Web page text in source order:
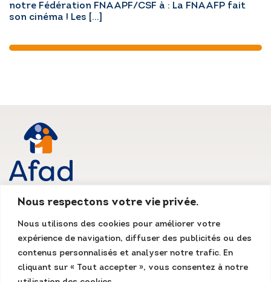
Nous respectons votre vie privée.
Nous utilisons des cookies pour améliorer votre
expérience de navigation, diffuser des publicités ou des
contenus personnalisés et analyser notre trafic. En
cliquant sur « Tout accepter », vous consentez à notre
notre Fédération FNAAPF/CSF à : La FNAAFP fait
son cinéma ! Les […]
AFAD IDF
Siège social
135, rue du Mont Cenis
75018 Paris
Fax : 01 48 78 70 08